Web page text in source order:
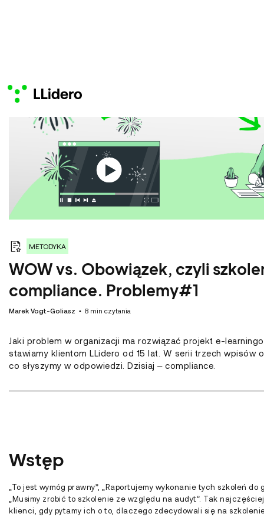
METODYKA
WOW vs. Obowiązek, czyli
compliance. Problemy#1
Marek Vogt-Goliasz • 8 min czytania
Jaki problem w organizacji ma rozwiązać projekt e-
stawiamy klientom LLidero od 15 lat. W serii trzech wpisów
co słyszymy w odpowiedzi. Dzisiaj – compliance.
Wstęp
„To jest wymóg prawny”, „Raportujemy wykonanie tych szkoleń do
„Musimy zrobić to szkolenie ze względu na audyt”. Tak
klienci, gdy pytamy ich o to, dlaczego zdecydowali się na